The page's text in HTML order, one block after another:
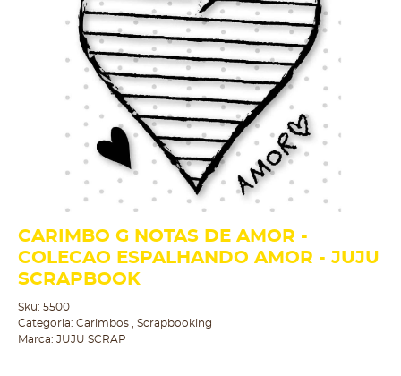
CARIMBO G NOTAS DE AMOR -
COLECAO ESPALHANDO AMOR - JUJU
SCRAPBOOK
Sku: 5500
Categoria: Carimbos
Scrapbooking
Marca: JUJU SCRAP